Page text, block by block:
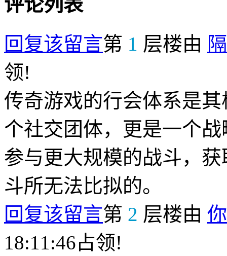
评论列表
回复该留言第 1 层楼由
领!
传奇游戏的行会体系是
个社交团体，更是一个
参与更大规模的战斗，
斗所无法比拟的。
回复该留言第 2 层楼由
18:11:46占领!